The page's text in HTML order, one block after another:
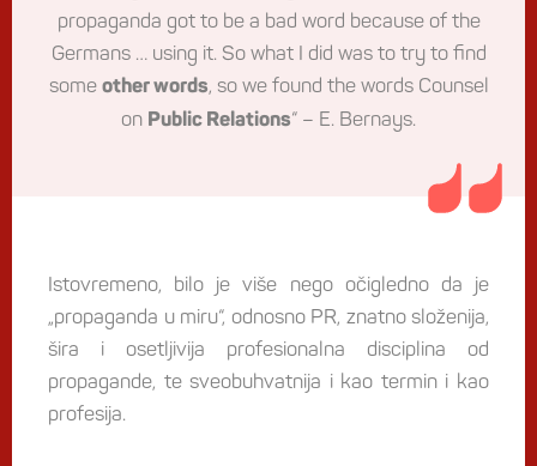
propaganda got to be a bad word because of the
Germans … using it. So what I did was to try to find
some other words, so we found the words Counsel
on Public Relations“ – E. Bernays.
Istovremeno, bilo je više nego očigledno da je
„propaganda u miru“, odnosno PR, znatno složenija,
šira i osetljivija profesionalna disciplina od
propagande, te sveobuhvatnija i kao termin i kao
profesija.